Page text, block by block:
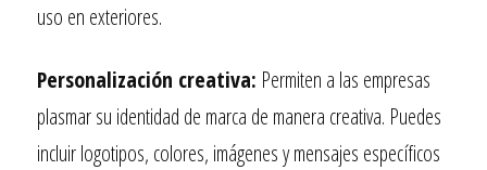
uso en exteriores.
Personalización creativa: Permiten a las empresas
plasmar su identidad de marca de manera creativa. Puedes
incluir logotipos, colores, imágenes y mensajes específicos